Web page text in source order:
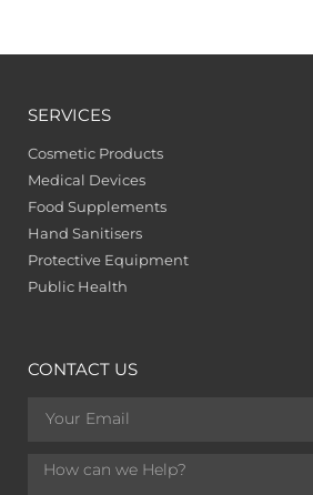
SERVICES
Cosmetic Products
Medical Devices
Food Supplements
Hand Sanitisers
Protective Equipment
Public Health
CONTACT US